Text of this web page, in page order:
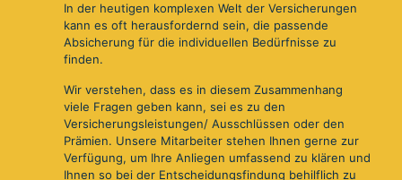
In der heutigen komplexen Welt der Versicherungen
kann es oft herausfordernd sein, die passende
Absicherung für die individuellen Bedürfnisse zu
finden.
Wir verstehen, dass es in diesem Zusammenhang
viele Fragen geben kann, sei es zu den
Versicherungsleistungen/ Ausschlüssen oder den
Prämien. Unsere Mitarbeiter stehen Ihnen gerne zur
Verfügung, um Ihre Anliegen umfassend zu klären und
Ihnen so bei der Entscheidungsfindung behilflich zu